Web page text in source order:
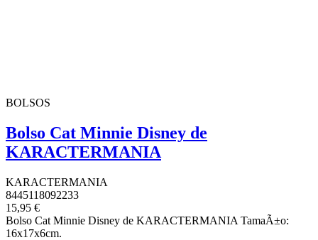
BOLSOS
Bolso Cat Minnie Disney de
KARACTERMANIA
KARACTERMANIA
8445118092233
15,95 €
Bolso Cat Minnie Disney de KARACTERMANIA TamaÃ±o:
16x17x6cm.